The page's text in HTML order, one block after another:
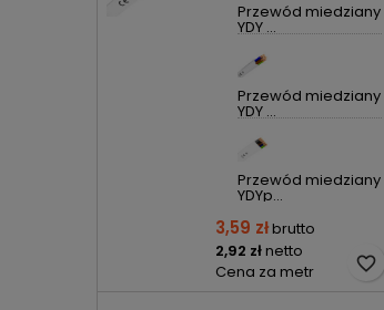
Przewód miedziany
YDY ...
Przewód miedziany
YDY ...
Przewód miedziany
YDYp...
3,59 złbrutto
2,92 złnetto
Cena za metr
favorite_border